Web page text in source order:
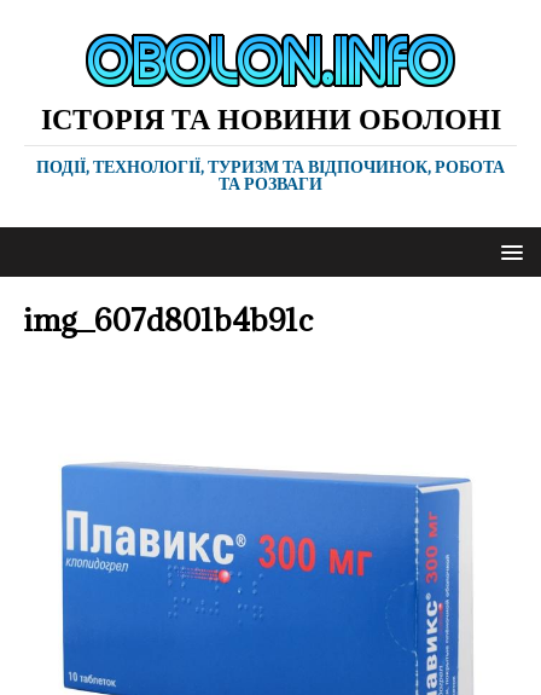
ІСТОРІЯ ТА НОВИНИ ОБОЛОНІ
ПОДІЇ, ТЕХНОЛОГІЇ, ТУРИЗМ ТА ВІДПОЧИНОК, РОБОТА
ТА РОЗВАГИ
img_607d801b4b91c